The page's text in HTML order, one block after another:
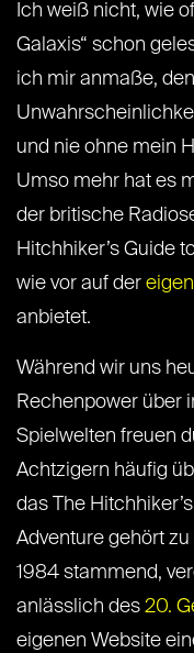
Ich weiß nicht, wie
Galaxis“ schon
ich mir anmaße,
und nie ohne mein
Umso mehr hat es
der britische
Hitchhiker’s Guide
wie vor auf der
anbietet.
Während wir uns
Rechenpower über
Spielwelten freuen
Achtzigern häufig
das The
Adventure gehört
1984 stammend,
anlässlich des 20.
eigenen Website